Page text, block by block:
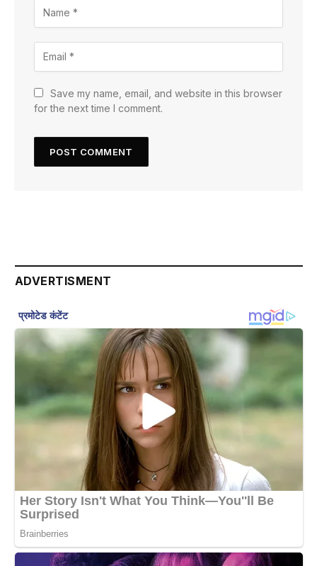
Save my name, email, and website in this browser
for the next time I comment.
ADVERTISMENT